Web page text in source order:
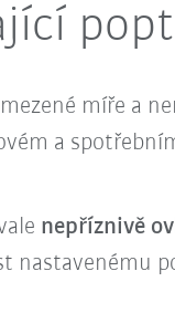
míře a
a
nepříznivě
nastavenému